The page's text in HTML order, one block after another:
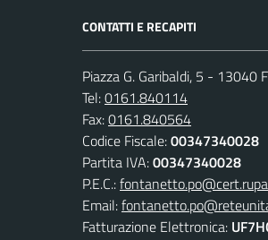
CONTATTI E RECAPITI
Piazza G. Garibaldi, 5 - 13040
Tel:0161.840114
Fax:0161.840564
Codice Fiscale:00347340028
Partita IVA:00347340028
P.E.C.:
Email:
Fatturazione Elettronica: